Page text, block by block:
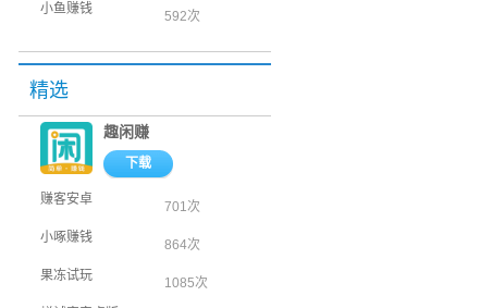
小鱼赚钱
592次
精选
趣闲赚
下载
赚客安卓
701次
小啄赚钱
864次
果冻试玩
1085次